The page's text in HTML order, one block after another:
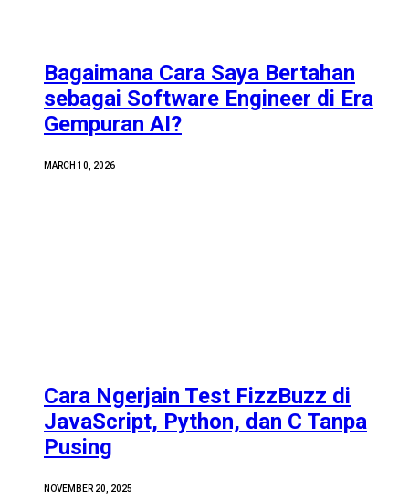
Bagaimana Cara Saya Bertahan
sebagai Software Engineer di Era
Gempuran AI?
MARCH 10, 2026
Cara Ngerjain Test FizzBuzz di
JavaScript, Python, dan C Tanpa
Pusing
NOVEMBER 20, 2025